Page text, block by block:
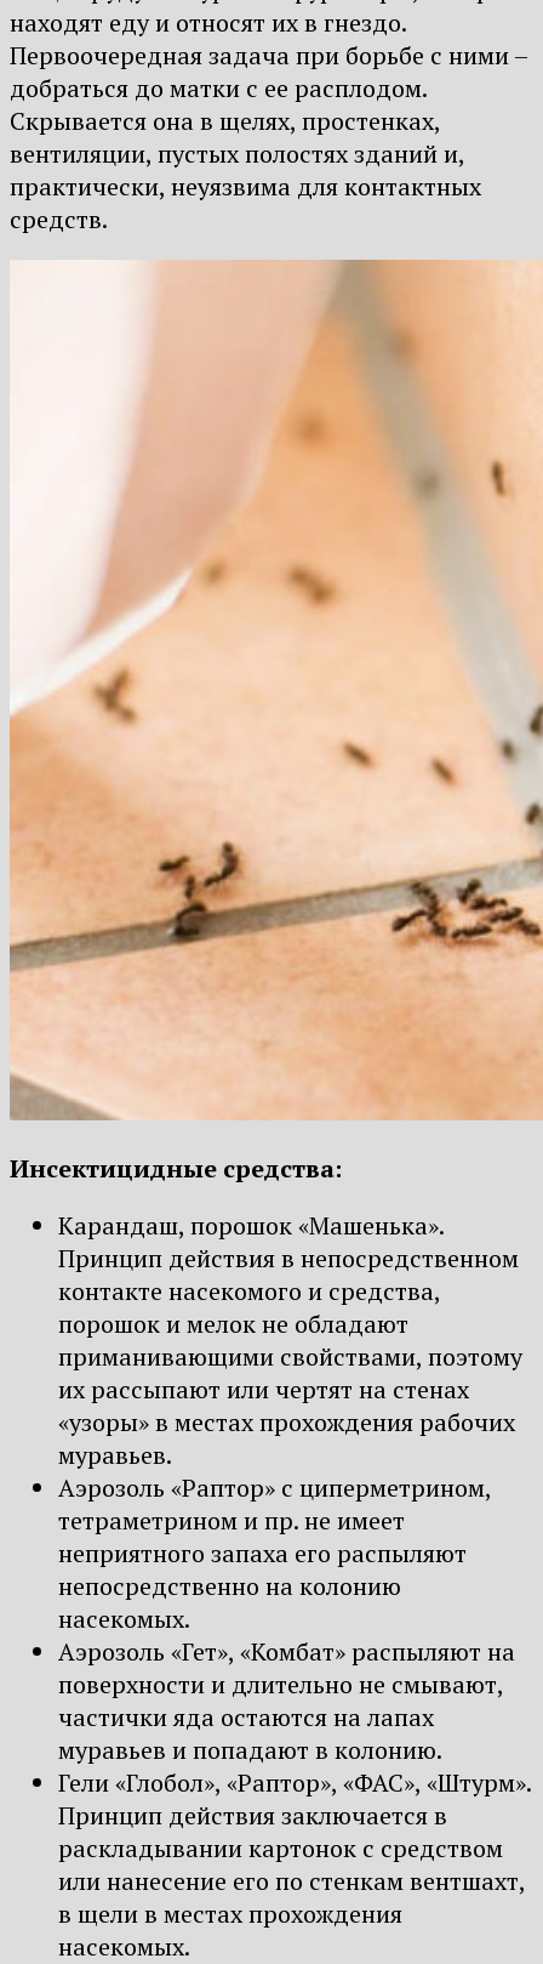
находят еду и относят их в гнездо.
Первоочередная задача при борьбе с ними –
добраться до матки с ее расплодом.
Скрывается она в щелях, простенках,
вентиляции, пустых полостях зданий и,
практически, неуязвима для контактных
средств.
Инсектицидные средства:
Карандаш, порошок «Машенька».
Принцип действия в непосредственном
контакте насекомого и средства,
порошок и мелок не обладают
приманивающими свойствами, поэтому
их рассыпают или чертят на стенах
«узоры» в местах прохождения рабочих
муравьев.
Аэрозоль «Раптор» с циперметрином,
тетраметрином и пр. не имеет
неприятного запаха его распыляют
непосредственно на колонию
насекомых.
Аэрозоль «Гет», «Комбат» распыляют на
поверхности и длительно не смывают,
частички яда остаются на лапах
муравьев и попадают в колонию.
Гели «Глобол», «Раптор», «ФАС», «Штурм».
Принцип действия заключается в
раскладывании картонок с средством
или нанесение его по стенкам вентшахт,
в щели в местах прохождения
насекомых.